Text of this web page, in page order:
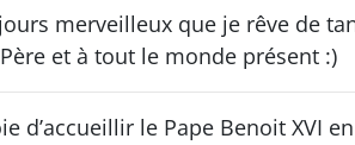
jours merveilleux que je rêve de
et à tout le monde présent :)
d’accueillir le Pape Benoit XVI